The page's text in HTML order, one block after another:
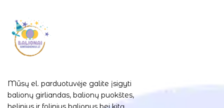
Mūsų el. parduotuvėje galite įsigyti
balionų girliandas, balionų puokštes,